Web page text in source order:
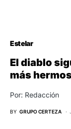
Estelar
El diablo
más
Por: Redacción
BY GRUPO CERTEZA